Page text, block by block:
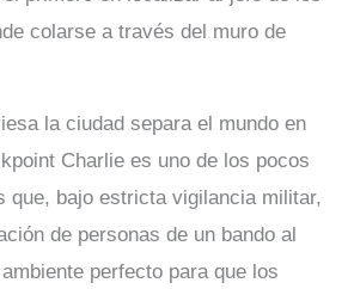
colarse a través del muro de
la ciudad separa el mundo en
Charlie es uno de los pocos
que, bajo estricta vigilancia militar,
de personas de un bando al
perfecto para que los